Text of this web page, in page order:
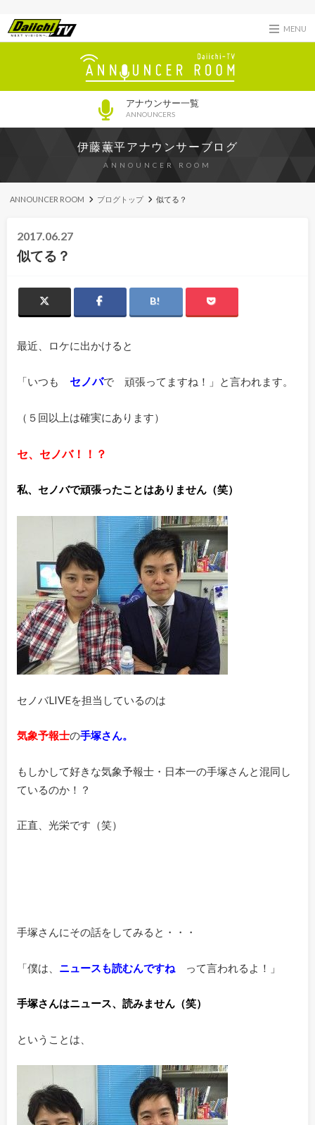
MENU
アナウンサー一覧
ANNOUNCERS
伊藤薫平アナウンサーブログ
ANNOUNCER ROOM
ANNOUNCER ROOM ブログトップ 似てる？
2017.06.27
似てる？
最近、ロケに出かけると
「いつも セノバで 頑張ってますね！」と言われます。
（５回以上は確実にあります）
セ、セノバ！！？
私、セノバで頑張ったことはありません（笑）
セノバLIVEを担当しているのは
気象予報士の手塚さん。
もしかして好きな気象予報士・日本一の手塚さんと混同し
ているのか！？
正直、光栄です（笑）
手塚さんにその話をしてみると・・・
「僕は、 ニュースも読むんですね って言われるよ！」
手塚さんはニュース、読みません（笑）
ということは、